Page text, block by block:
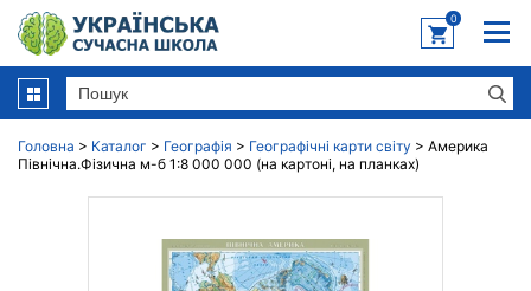
0
Головна > Каталог > Географія > Географічні карти світу > Америка
Північна.Фізична м-б 1:8 000 000 (на картоні, на планках)